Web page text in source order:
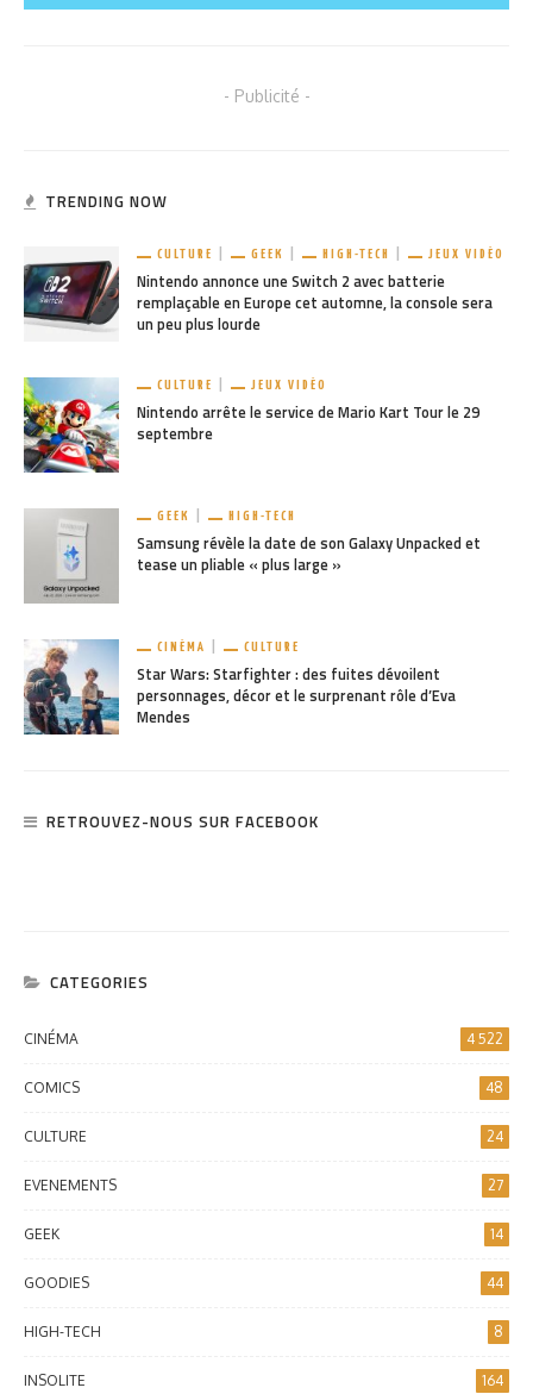
- Publicité -
TRENDING NOW
CULTURE GEEK HIGH-TECH JEUX VIDÉO
Nintendo annonce une Switch 2 avec batterie
remplaçable en Europe cet automne, la console sera
un peu plus lourde
CULTURE JEUX VIDÉO
Nintendo arrête le service de Mario Kart Tour le 29
septembre
GEEK HIGH-TECH
Samsung révèle la date de son Galaxy Unpacked et
tease un pliable « plus large »
CINÉMA CULTURE
Star Wars: Starfighter : des fuites dévoilent
personnages, décor et le surprenant rôle d’Eva
Mendes
RETROUVEZ-NOUS SUR FACEBOOK
CATEGORIES
CINÉMA 4 522
COMICS 48
CULTURE 24
EVENEMENTS 27
GEEK 14
GOODIES 44
HIGH-TECH 8
INSOLITE 164